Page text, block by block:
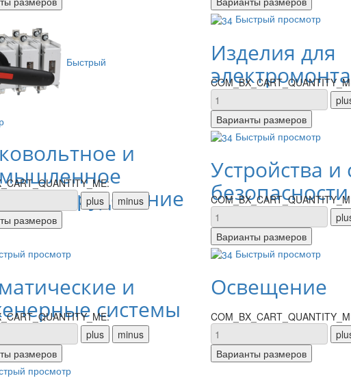
Быстрый
и
Быстрый просмотр
Изделия для
Быстрый просмотр
Устройства и
безопасности
просмотр
и
системы
Быстрый просмотр
Освещение
просмотр